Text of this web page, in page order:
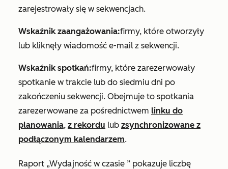
zarejestrowały się w sekwencjach.
Wskaźnik zaangażowania:firmy, które otworzyły
lub kliknęły wiadomość e-mail z sekwencji.
Wskaźnik spotkań:firmy, które zarezerwowały
spotkanie w trakcie lub do siedmiu dni po
zakończeniu sekwencji. Obejmuje to spotkania
zarezerwowane za pośrednictwem linku do
planowania, z rekordu lub zsynchronizowane z
podłączonym kalendarzem.
Raport „Wydajność w czasie ” pokazuje liczbę